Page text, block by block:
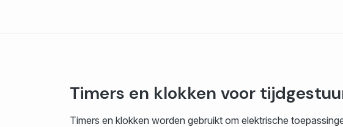
Timers en klokken voor
Timers en klokken worden gebruikt om elektrische